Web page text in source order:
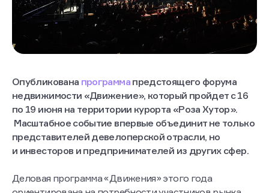
Опубликована программапредстоящего форума
недвижимости «Движение», который пройдет с 16
по 19 июня на территории курорта «Роза Хутор».
Масштабное событие впервые объединит не только
представителей девелоперской отрасли, но
и инвесторов и предпринимателей из других сфер.
Деловая программа «Движения» этого года